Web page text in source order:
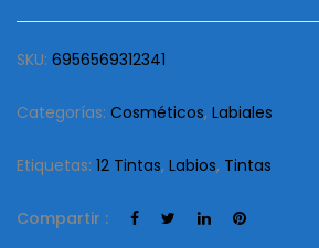
SKU: 6956569312341
Categorías: Cosméticos, Labiales
Etiquetas: 12 Tintas, Labios, Tintas
Compartir :